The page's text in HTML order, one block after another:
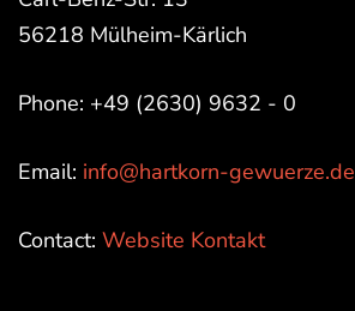
56218 Mülheim-Kärlich
Phone: +49 (2630) 9632 - 0
Email: info@hartkorn-gewuerze.de
Contact: Website Kontakt